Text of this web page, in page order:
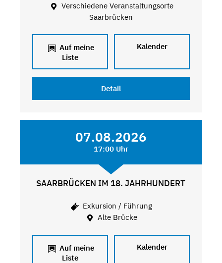
Verschiedene Veranstaltungsorte
Saarbrücken
Auf meine
Liste
Kalender
Detail
07.08.2026
17:00 Uhr
SAARBRÜCKEN IM 18. JAHRHUNDERT
Exkursion / Führung
Alte Brücke
Auf meine
Liste
Kalender